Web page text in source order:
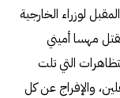
لوزراء الخارجية
مهسا أميني
التي تلت
والإفراج عن كل